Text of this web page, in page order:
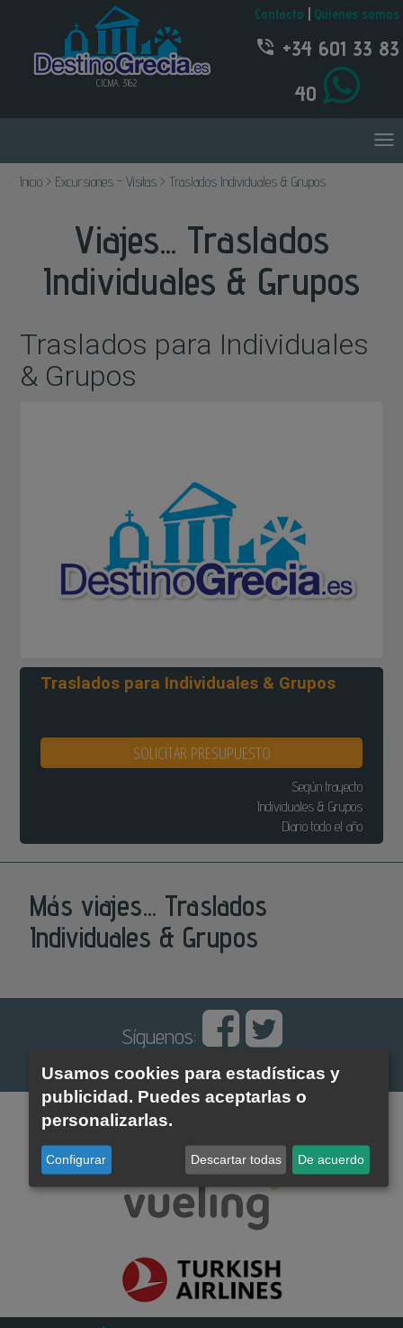
C.I.C.MA. 3162
Contacto Quienes somos
+34 601 33 83
40
Inicio > Excursiones - Visitas > Traslados Individuales & Grupos
Viajes... Traslados
Individuales & Grupos
Traslados para Individuales
& Grupos
Traslados para Individuales & Grupos
SOLICITAR PRESUPUESTO
Según trayecto
Individuales & Grupos
Diario todo el año
Más viajes... Traslados
Individuales & Grupos
Síguenos:
Usamos cookies para estadísticas y
publicidad. Puedes aceptarlas o
personalizarlas.
Configurar Descartar todas De acuerdo